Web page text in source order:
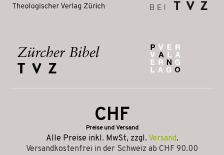
CHF
Preise und Versand
Alle Preise inkl. MwSt, zzgl. Versand.
Versandkostenfrei in der Schweiz ab CHF 90.00